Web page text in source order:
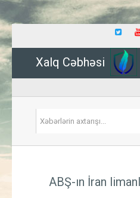
Xalq Cəbhəsi
ABŞ-ın İran